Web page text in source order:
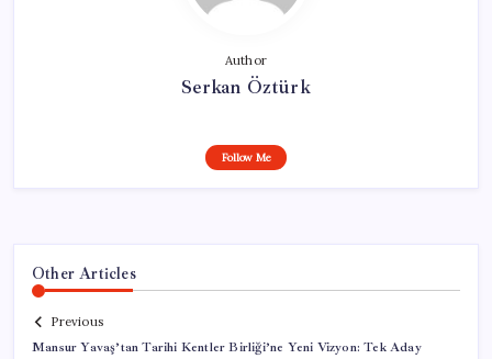
Author
Serkan Öztürk
Follow Me
Other Articles
Previous
Mansur Yavaş’tan Tarihi Kentler Birliği’ne Yeni Vizyon: Tek Aday